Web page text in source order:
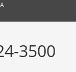
3500